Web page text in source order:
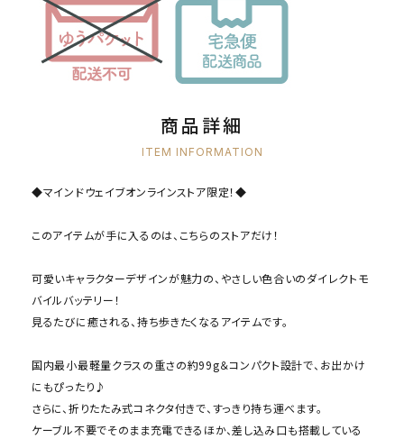
商品詳細
ITEM INFORMATION
◆マインドウェイブオンラインストア限定！◆
このアイテムが手に入るのは、こちらのストアだけ！
可愛いキャラクターデザインが魅力の、やさしい色合いのダイレクトモ
バイルバッテリー！
見るたびに癒される、持ち歩きたくなるアイテムです。
国内最小最軽量クラスの重さの約99g＆コンパクト設計で、お出かけ
にもぴったり♪
さらに、折りたたみ式コネクタ付きで、すっきり持ち運べます。
ケーブル不要でそのまま充電できるほか、差し込み口も搭載している